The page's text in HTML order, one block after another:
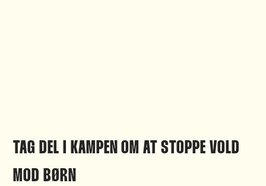
TAG DEL I KAMPEN OM AT STOPPE VOLD
MOD BØRN